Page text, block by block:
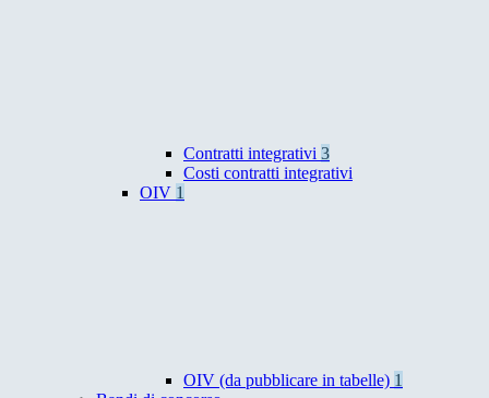
Contratti integrativi 3
Costi contratti integrativi
OIV 1
OIV (da pubblicare in tabelle) 1